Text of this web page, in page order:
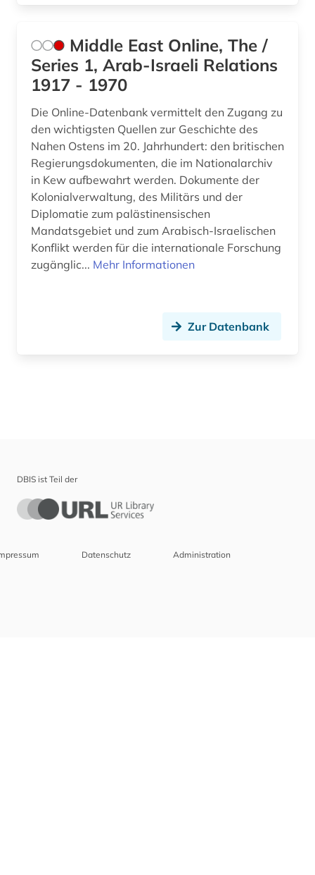
Middle East Online, The /
Series 1, Arab-Israeli Relations
1917 - 1970
Die Online-Datenbank vermittelt den Zugang zu
den wichtigsten Quellen zur Geschichte des
Nahen Ostens im 20. Jahrhundert: den britischen
Regierungsdokumenten, die im Nationalarchiv
in Kew aufbewahrt werden. Dokumente der
Kolonialverwaltung, des Militärs und der
Diplomatie zum palästinensischen
Mandatsgebiet und zum Arabisch-Israelischen
Konflikt werden für die internationale Forschung
zugänglic... Mehr Informationen
Zur Datenbank
DBIS ist Teil der
Datenschutz Administration